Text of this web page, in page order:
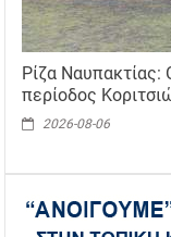
Ρίζα
περίοδος
2026-08-06